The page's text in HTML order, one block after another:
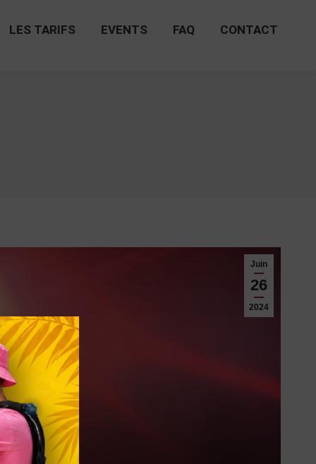
LES TARIFS EVENTS FAQ CONTACT
Juin
26
2024
LES TARIFS EVENTS FAQ CONTACT